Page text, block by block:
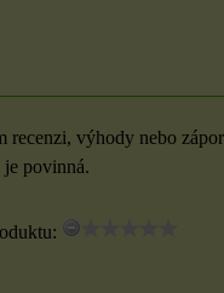
recenzi, výhody nebo
je povinná.